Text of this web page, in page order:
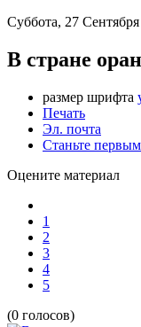
Суббота, 27
В стране
размер шрифта
Печать
Эл. почта
Станьте
Оцените материал
1
2
3
4
5
(0 голосов)